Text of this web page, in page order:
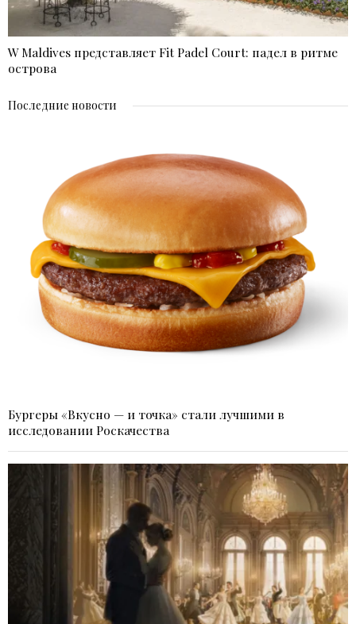
W Maldives представляет Fit Padel Court: падел в ритме
острова
Последние новости
Бургеры «Вкусно — и точка» стали лучшими в
исследовании Роскачества